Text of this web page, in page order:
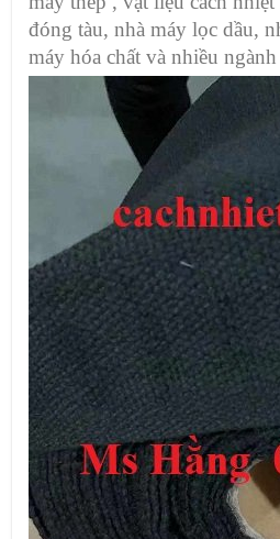
đóng tàu, nhà máy lọc dầu,
máy hóa chất và nhiều